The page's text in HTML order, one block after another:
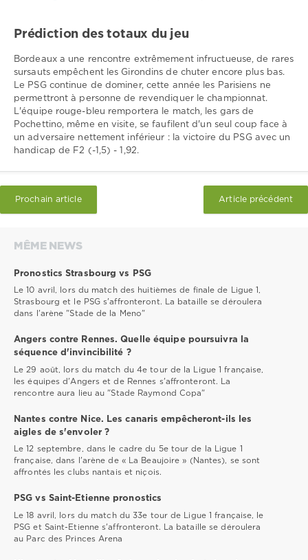
Prédiction des totaux du jeu
Bordeaux a une rencontre extrêmement infructueuse, de rares
sursauts empêchent les Girondins de chuter encore plus bas.
Le PSG continue de dominer, cette année les Parisiens ne
permettront à personne de revendiquer le championnat.
L'équipe rouge-bleu remportera le match, les gars de
Pochettino, même en visite, se faufilent d'un seul coup face à
un adversaire nettement inférieur : la victoire du PSG avec un
handicap de F2 (-1,5) - 1,92.
Prochain article Article précédent
MÊME NEWS
Pronostics Strasbourg vs PSG
Le 10 avril, lors du match des huitièmes de finale de Ligue 1,
Strasbourg et le PSG s'affronteront. La bataille se déroulera
dans l'arène "Stade de la Meno"
Angers contre Rennes. Quelle équipe poursuivra la
séquence d'invincibilité ?
Le 29 août, lors du match du 4e tour de la Ligue 1 française,
les équipes d'Angers et de Rennes s'affronteront. La
rencontre aura lieu au "Stade Raymond Copa"
Nantes contre Nice. Les canaris empêcheront-ils les
aigles de s'envoler ?
Le 12 septembre, dans le cadre du 5e tour de la Ligue 1
française, dans l'arène de « La Beaujoire » (Nantes), se sont
affrontés les clubs nantais et niçois.
PSG vs Saint-Etienne pronostics
Le 18 avril, lors du match du 33e tour de Ligue 1 française, le
PSG et Saint-Etienne s'affronteront. La bataille se déroulera
au Parc des Princes Arena